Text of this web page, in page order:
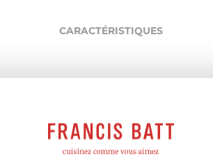
CARACTÉRISTIQUES
75g
78,75 g